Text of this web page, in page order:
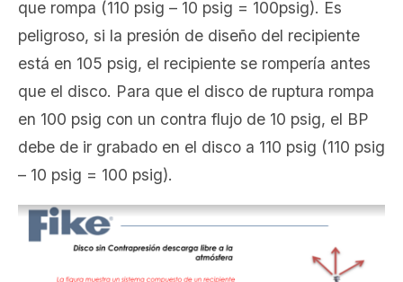
que rompa (110 psig – 10 psig = 100psig). Es
peligroso, si la presión de diseño del recipiente
está en 105 psig, el recipiente se rompería antes
que el disco. Para que el disco de ruptura rompa
en 100 psig con un contra flujo de 10 psig, el BP
debe de ir grabado en el disco a 110 psig (110 psig
– 10 psig = 100 psig).